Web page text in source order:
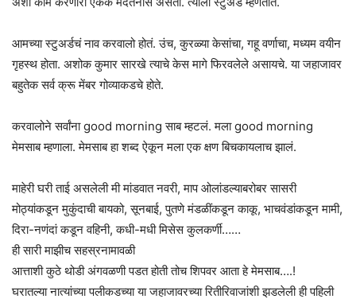
आमच्या स्टुअर्डचं नाव करवालो होतं. उंच, कुरळ्या केसांचा, गहू वर्णाचा, मध्यम वयीन
गृहस्थ होता. अशोक कुमार सारखे त्याचे केस मागे फिरवलेले असायचे. या जहाजावर
बहुतेक सर्व क्रू मेंबर गोव्याकडचे होते.
करवालोने सर्वांना good morning साब म्हटलं. मला good morning
मेमसाब म्हणाला. मेमसाब हा शब्द ऐकून मला एक क्षण बिचकायलाच झालं.
माहेरी घरी ताई असलेली मी मांडवात नवरी, माप ओलांडल्याबरोबर सासरी
मोठ्यांकडून मुकुंदाची बायको, सूनबाई, पुतणे मंडळींकडून काकू, भाचवंडांकडून मामी,
दिरा-नणंदां कडून वहिनी, कधी-मधी मिसेस कुलकर्णी……
ही सारी माझीच सहस्रनामावळी
आत्ताशी कुठे थोडी अंगवळणी पडत होती तोच शिपवर आता हे मेमसाब….!
घरातल्या नात्यांच्या पलीकडच्या या जहाजावरच्या रितीरिवाजांशी झडलेली ही पहिली